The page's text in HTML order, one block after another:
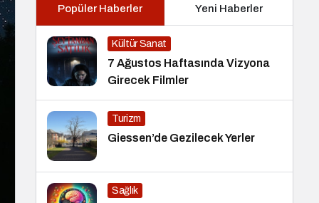
Popüler Haberler Yeni Haberler
Kültür Sanat
7 Ağustos Haftasında Vizyona
Girecek Filmler
Turizm
Giessen’de Gezilecek Yerler
Sağlık